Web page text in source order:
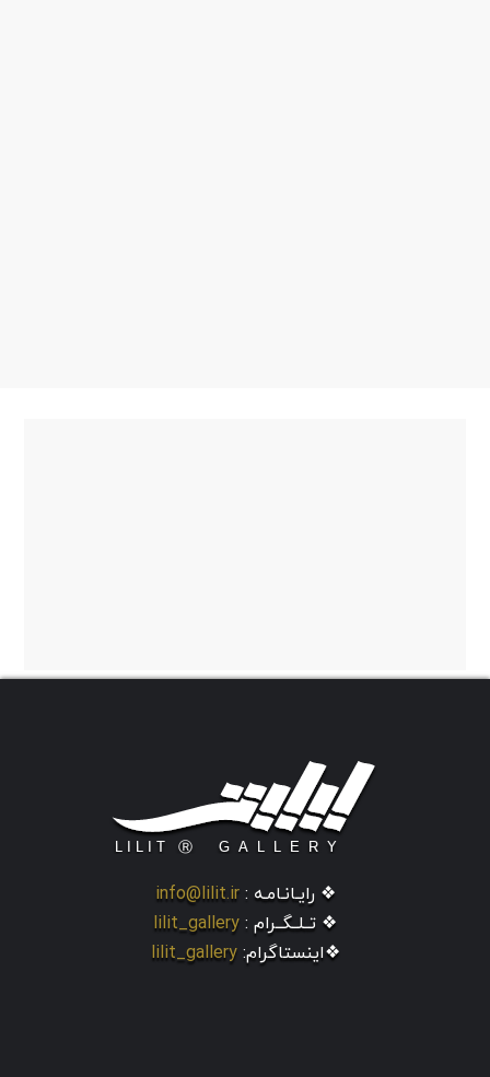
❖ رایـانـامـه : info@lilit.ir
❖ تــلــگــرام : lilit_gallery
❖اینستاگرام: lilit_gallery